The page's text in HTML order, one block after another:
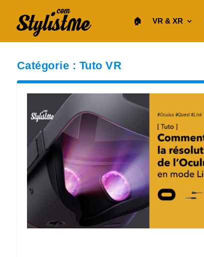
🏠︎ VR & XR
Catégorie : Tuto VR